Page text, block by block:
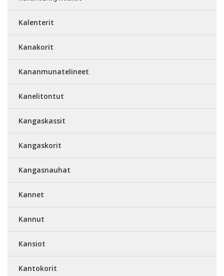
Kalenterit
Kanakorit
Kananmunatelineet
Kanelitontut
Kangaskassit
Kangaskorit
Kangasnauhat
Kannet
Kannut
Kansiot
Kantokorit